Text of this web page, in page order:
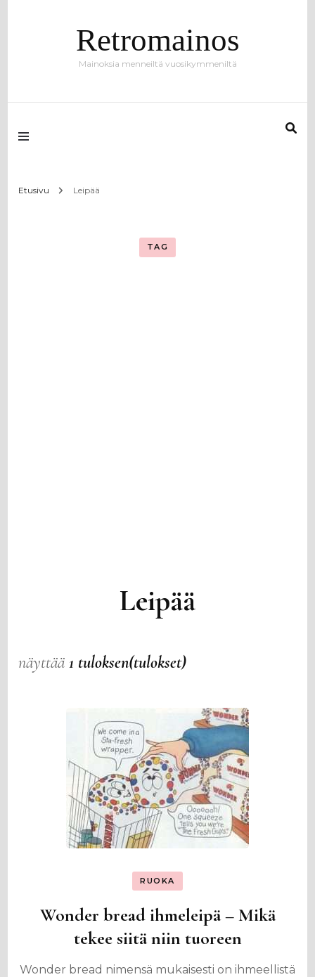
Retromainos
Mainoksia menneiltä vuosikymmeniltä
Etusivu Leipää
TAG
Leipää
näyttää1 tuloksen(tulokset)
RUOKA
Wonder bread ihmeleipä – Mikä
tekee siitä niin tuoreen
Wonder bread nimensä mukaisesti on ihmeellistä